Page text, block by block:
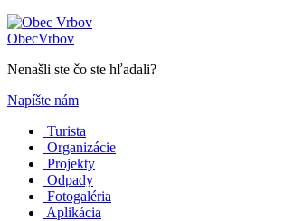
ObecVrbov
Nenašli ste čo ste hľadali?
Napíšte nám
Turista
Organizácie
Projekty
Odpady
Fotogaléria
Aplikácia